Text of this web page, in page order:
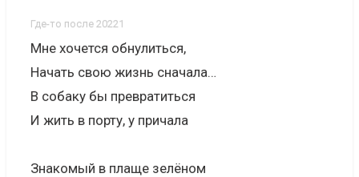
Где-то после 20221
Мне хочется обнулиться,
Начать свою жизнь сначала…
В собаку бы превратиться
И жить в порту, у причала
Знакомый в плаще зелёном